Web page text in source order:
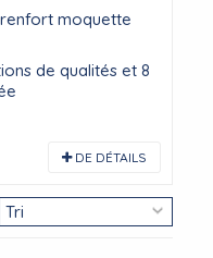
moquette
de qualités et 8
DE DÉTAILS